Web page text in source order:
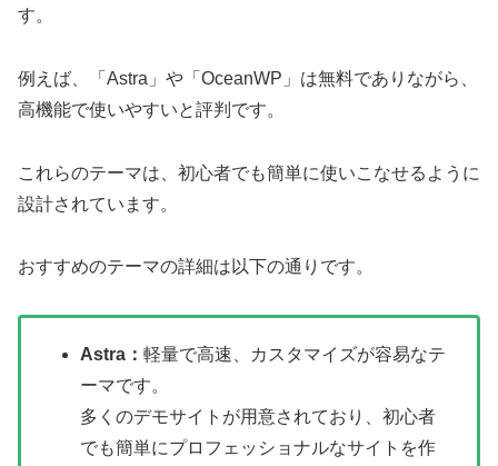
す。
例えば、「Astra」や「OceanWP」は無料でありながら、
高機能で使いやすいと評判です。
これらのテーマは、初心者でも簡単に使いこなせるように
設計されています。
おすすめのテーマの詳細は以下の通りです。
Astra：軽量で高速、カスタマイズが容易なテ
ーマです。
多くのデモサイトが用意されており、初心者
でも簡単にプロフェッショナルなサイトを作